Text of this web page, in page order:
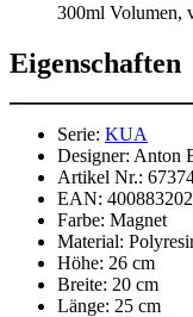
300ml Volumen,
Eigenschaften
Serie: KUA
Designer: Anton
Artikel Nr.:
EAN:
Farbe: Magnet
Material:
Höhe: 26 cm
Breite: 20 cm
Länge: 25 cm